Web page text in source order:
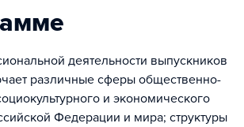
деятельности выпускников
различные сферы общественно-
и экономического
Федерации и мира; структуры